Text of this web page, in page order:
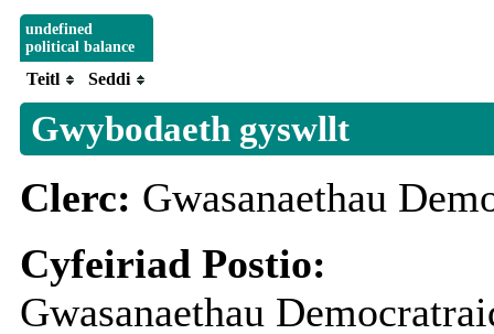
undefined
political balance
Teitl Seddi
Gwybodaeth gyswllt
Clerc: Gwasanaethau
Cyfeiriad Postio:
Gwasanaethau